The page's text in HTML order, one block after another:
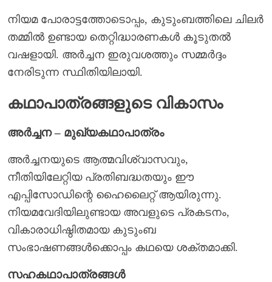
നിയമ പോരാട്ടത്തോടൊപ്പം, കുടുംബത്തിലെ ചിലർ
തമ്മിൽ ഉണ്ടായ തെറ്റിദ്ധാരണകൾ കൂടുതൽ
വഷളായി. അർച്ചന ഇരുവശത്തും സമ്മർദ്ദം
നേരിടുന്ന സ്ഥിതിയിലായി.
കഥാപാത്രങ്ങളുടെ വികാസം
അർച്ചന – മുഖ്യകഥാപാത്രം
അർച്ചനയുടെ ആത്മവിശ്വാസവും,
നീതിയിലേറ്റിയ പ്രതിബദ്ധതയും ഈ
എപ്പിസോഡിന്റെ ഹൈലൈറ്റ് ആയിരുന്നു.
നിയമവേദിയിലുണ്ടായ അവളുടെ പ്രകടനം,
വികാരാധിഷ്ഠിതമായ കുടുംബ
സംഭാഷണങ്ങൾക്കൊപ്പം കഥയെ ശക്തമാക്കി.
സഹകഥാപാത്രങ്ങൾ